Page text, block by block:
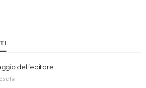
dell’editore
fa